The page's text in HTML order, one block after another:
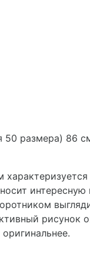
50 размера) 86
рисунок